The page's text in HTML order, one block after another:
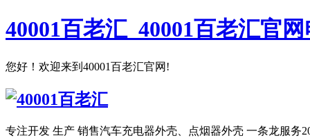
40001百老汇_40001百老汇官
您好！欢迎来到40001百老汇官网!
专注开发 生产 销售汽车充电器外壳、点烟器外壳 一条龙服务